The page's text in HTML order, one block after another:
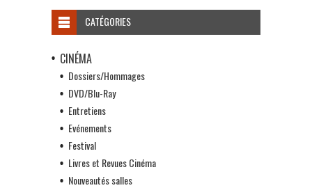
CATÉGORIES
CINÉMA
Dossiers/Hommages
DVD/Blu-Ray
Entretiens
Evénements
Festival
Livres et Revues Cinéma
Nouveautés salles